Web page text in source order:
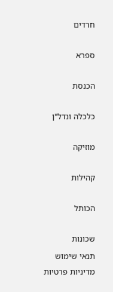
חרדים
ספרא
הכנסת
כלכלה ונדל"ן
מוזיקה
קהילות
הכותל
שכונות
תנאי שימוש
מדיניות פרטיות